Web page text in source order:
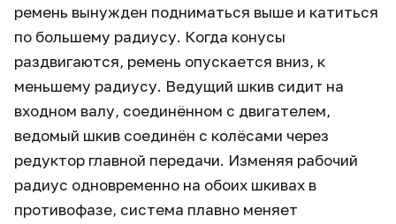
ремень вынужден подниматься выше и катиться
по большему радиусу. Когда конусы
раздвигаются, ремень опускается вниз, к
меньшему радиусу. Ведущий шкив сидит на
входном валу, соединённом с двигателем,
ведомый шкив соединён с колёсами через
редуктор главной передачи. Изменяя рабочий
радиус одновременно на обоих шкивах в
противофазе, система плавно меняет